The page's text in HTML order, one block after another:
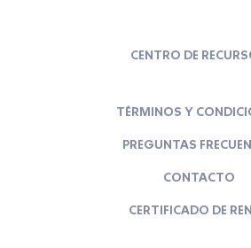
CENTRO DE
TÉRMINOS Y
PREGUNTAS
CONTACTO
CERTIFICADO DE